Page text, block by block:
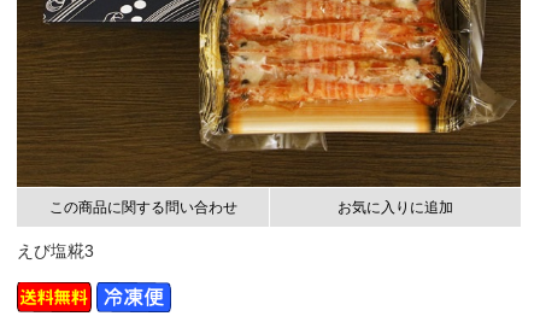
この商品に関する問い合わせ お気に入りに追加
えび塩糀3